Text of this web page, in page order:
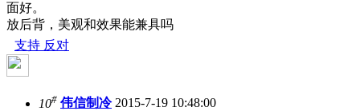
面好。
放后背，美观和效果能兼具吗
支持 反对
10# 伟信制冷2015-7-19 10:48:00